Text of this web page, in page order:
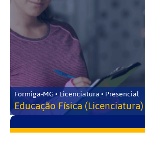
Formiga-MG • Licenciatura • Presencial
Educação Física (Licenciatura)